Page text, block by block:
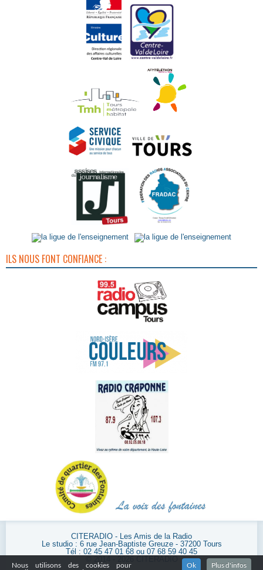
ILS NOUS FONT CONFIANCE :
CITERADIO - Les Amis de la Radio
Le studio : 6 rue Jean-Baptiste Greuze - 37200 Tours
Tél : 02 45 47 01 68 ou 07 68 59 40 45
Nous utilisons des cookies pour
Ok Plus d'infos